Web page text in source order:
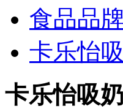
食品品牌
卡乐怡
卡乐怡吸